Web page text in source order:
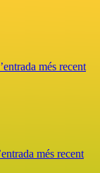
més recent
més recent